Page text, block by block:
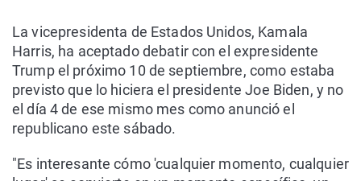
La vicepresidenta de Estados Unidos, Kamala
Harris, ha aceptado debatir con el expresidente
Trump el próximo 10 de septiembre, como estaba
previsto que lo hiciera el presidente Joe Biden, y no
el día 4 de ese mismo mes como anunció el
republicano este sábado.
"Es interesante cómo 'cualquier momento, cualquier